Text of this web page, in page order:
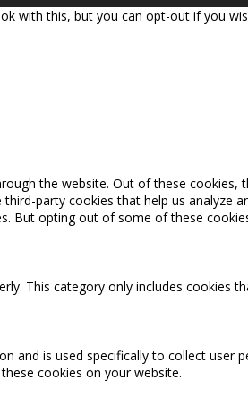
with this, but you can opt-out if you
the website. Out of these
party cookies that help us analyze
opting out of some of these
This category only includes cookies
and is used specifically to collect user
cookies on your website.